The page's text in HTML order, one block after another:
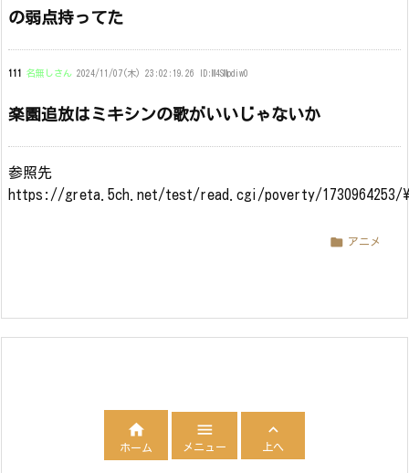
の弱点持ってた
111 名無しさん 2024/11/07(木) 23:02:19.26 ID:M4SMpdiw0
楽園追放はミキシンの歌がいいじゃないか
参照先
https://greta.5ch.net/test/read.cgi/poverty/
 アニメ

ホーム

メニュー

上へ